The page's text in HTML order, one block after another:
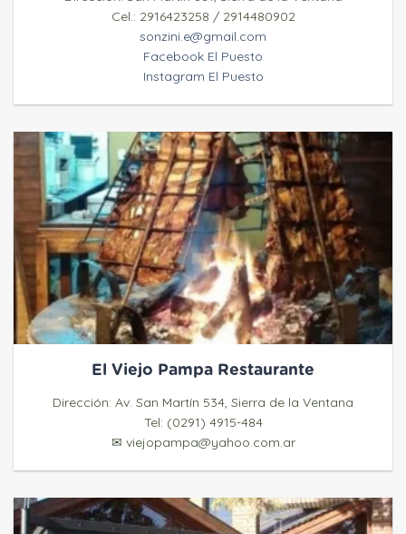
Cel.: 2916423258 / 2914480902
sonzini.e@gmail.com
Facebook El Puesto
Instagram El Puesto
El Viejo Pampa Restaurante
Dirección: Av. San Martín 534, Sierra de la Ventana
Tel: (0291) 4915-484
✉ viejopampa@yahoo.com.ar